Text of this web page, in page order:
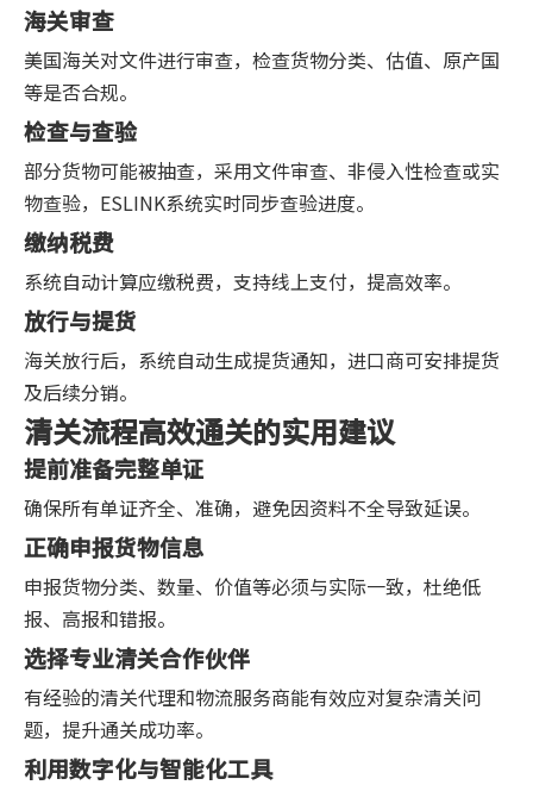
海关审查
美国海关对文件进行审查，检查货物分类、估值、原产国
等是否合规。
检查与查验
部分货物可能被抽查，采用文件审查、非侵入性检查或实
物查验，ESLINK系统实时同步查验进度。
缴纳税费
系统自动计算应缴税费，支持线上支付，提高效率。
放行与提货
海关放行后，系统自动生成提货通知，进口商可安排提货
及后续分销。
清关流程高效通关的实用建议
提前准备完整单证
确保所有单证齐全、准确，避免因资料不全导致延误。
正确申报货物信息
申报货物分类、数量、价值等必须与实际一致，杜绝低
报、高报和错报。
选择专业清关合作伙伴
有经验的清关代理和物流服务商能有效应对复杂清关问
题，提升通关成功率。
利用数字化与智能化工具